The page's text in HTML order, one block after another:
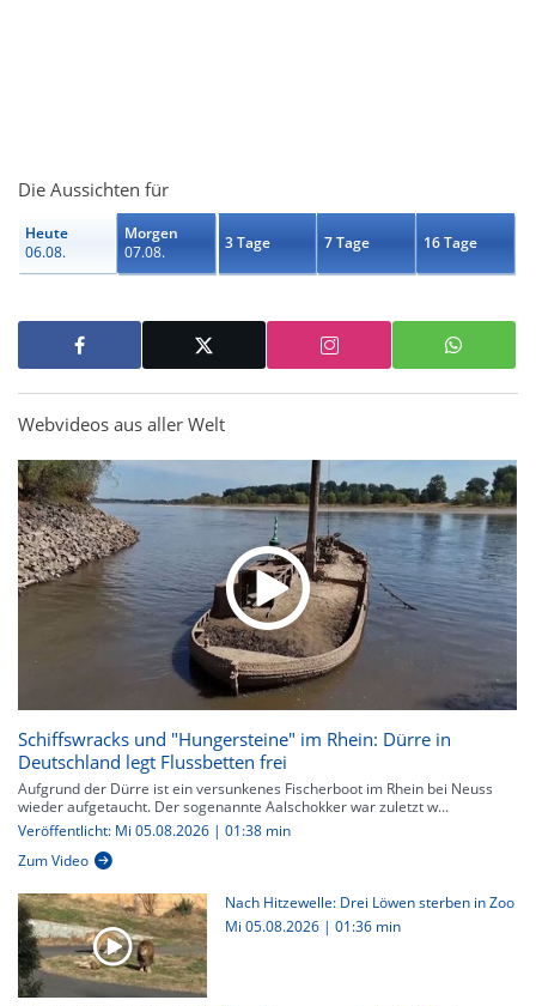
Die Aussichten für
Heute
06.08.
Morgen
07.08.
3 Tage 7 Tage 16 Tage
Webvideos aus aller Welt
Schiffswracks und "Hungersteine" im Rhein: Dürre in
Deutschland legt Flussbetten frei
Aufgrund der Dürre ist ein versunkenes Fischerboot im Rhein bei Neuss
wieder aufgetaucht. Der sogenannte Aalschokker war zuletzt w...
Veröffentlicht: Mi 05.08.2026 | 01:38 min
Zum Video
Nach Hitzewelle: Drei Löwen sterben in Zoo
Mi 05.08.2026 | 01:36 min